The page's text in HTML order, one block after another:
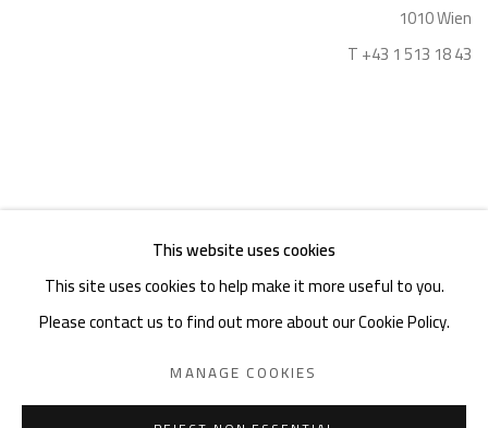
1010 Wien
T +43 1 513 18 43
This website uses cookies
This site uses cookies to help make it more useful to you.
Please contact us to find out more about our Cookie Policy.
MANAGE COOKIES